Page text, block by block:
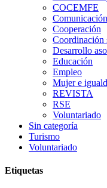
COCEMFE
Comunicación
Cooperación
Coordinación
Desarrollo
Educación
Empleo
Mujer e
REVISTA
RSE
Voluntariado
Sin categoría
Turismo
Voluntariado
Etiquetas